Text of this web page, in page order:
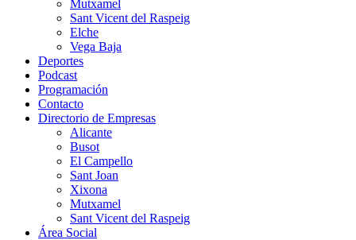
Mutxamel
Sant Vicent del Raspeig
Elche
Vega Baja
Deportes
Podcast
Programación
Contacto
Directorio de Empresas
Alicante
Busot
El Campello
Sant Joan
Xixona
Mutxamel
Sant Vicent del Raspeig
Área Social